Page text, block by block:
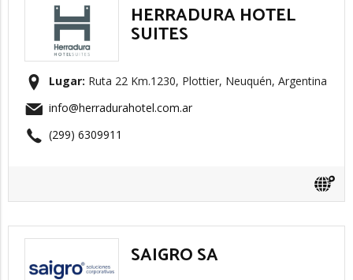
HERRADURA HOTEL
SUITES
Lugar: Ruta 22 Km.1230, Plottier, Neuquén, Argentina
info@herradurahotel.com.ar
(299) 6309911
SAIGRO SA